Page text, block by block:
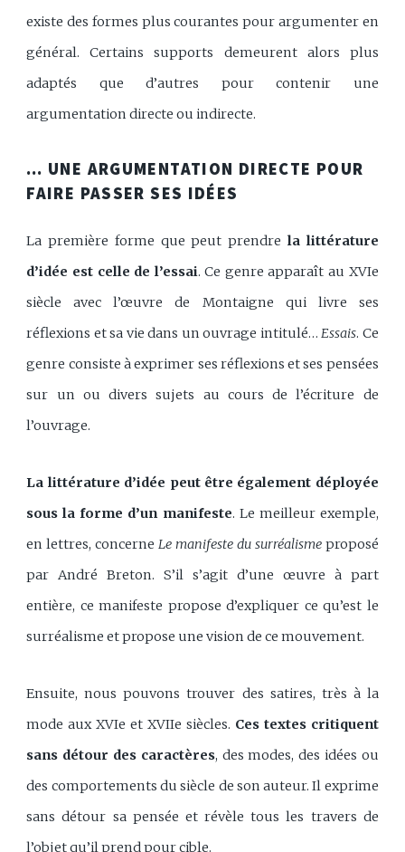
existe des formes plus courantes pour argumenter en
général. Certains supports demeurent alors plus
adaptés que d’autres pour contenir une
argumentation directe ou indirecte.
… UNE ARGUMENTATION DIRECTE POUR
FAIRE PASSER SES IDÉES
La première forme que peut prendre la littérature
d’idée est celle de l’essai. Ce genre apparaît au XVIe
siècle avec l’œuvre de Montaigne qui livre ses
réflexions et sa vie dans un ouvrage intitulé…Essais. Ce
genre consiste à exprimer ses réflexions et ses pensées
sur un ou divers sujets au cours de l’écriture de
l’ouvrage.
La littérature d’idée peut être également déployée
sous la forme d’un manifeste. Le meilleur exemple,
en lettres, concerneLe manifeste du surréalisme proposé
par André Breton. S’il s’agit d’une œuvre à part
entière, ce manifeste propose d’expliquer ce qu’est le
surréalisme et propose une vision de ce mouvement.
Ensuite, nous pouvons trouver des satires, très à la
mode aux XVIe et XVIIe siècles. Ces textes critiquent
sans détour des caractères, des modes, des idées ou
des comportements du siècle de son auteur. Il exprime
sans détour sa pensée et révèle tous les travers de
l’objet qu’il prend pour cible.